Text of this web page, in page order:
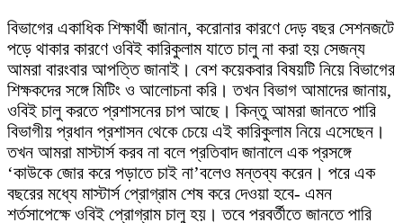
বিভাগের একাধিক শিক্ষার্থী জানান, করোনার কারণে দেড় বছর সেশনজটে
পড়ে থাকার কারণে ওবিই কারিকুলাম যাতে চালু না করা হয় সেজন্য
আমরা বারংবার আপত্তি জানাই। বেশ কয়েকবার বিষয়টি নিয়ে বিভাগের
শিক্ষকদের সঙ্গে মিটিং ও আলোচনা করি। তখন বিভাগ আমাদের জানায়,
ওবিই চালু করতে প্রশাসনের চাপ আছে। কিন্তু আমরা জানতে পারি
বিভাগীয় প্রধান প্রশাসন থেকে চেয়ে এই কারিকুলাম নিয়ে এসেছেন।
তখন আমরা মাস্টার্স করব না বলে প্রতিবাদ জানালে এক প্রসঙ্গে
‘কাউকে জোর করে পড়াতে চাই না’বলেও মন্তব্য করেন। পরে এক
বছরের মধ্যে মাস্টার্স প্রোগ্রাম শেষ করে দেওয়া হবে- এমন
শর্তসাপেক্ষে ওবিই প্রোগ্রাম চালু হয়। তবে পরবর্তীতে জানতে পারি